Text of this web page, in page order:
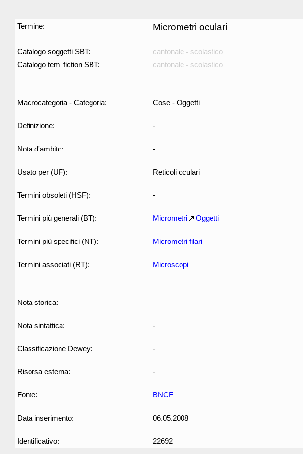
Termine: Micrometri oculari
Catalogo soggetti SBT: cantonale - scolastico
Catalogo temi fiction SBT:
cantonale - scolastico
Macrocategoria - Categoria: Cose - Oggetti
Definizione: -
Nota d'ambito: -
Usato per (UF): Reticoli oculari
Termini obsoleti (HSF): -
Termini più generali (BT): Micrometri Oggetti
Termini più specifici (NT): Micrometri filari
Termini associati (RT): Microscopi
Nota storica: -
Nota sintattica: -
Classificazione Dewey: -
Risorsa esterna: -
Fonte: BNCF
Data inserimento: 06.05.2008
Identificativo: 22692